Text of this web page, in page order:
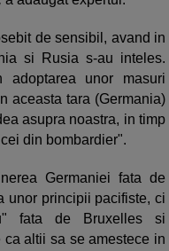
de sensibil, avand in
si Rusia s-au inteles.
adoptarea unor masuri
aceasta tara (Germania)
asupra noastra, in timp
din bombardier".
Germaniei fata de
unor principii pacifiste, ci
fata de Bruxelles si
altii sa se amestece in